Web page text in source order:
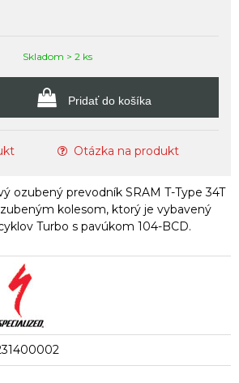
Skladom > 2 ks
Pridať do košíka
Otázka na produkt
ozubený prevodník SRAM T-Type 34T
kolesom, ktorý je vybavený
Turbo s pavúkom 104-BCD.